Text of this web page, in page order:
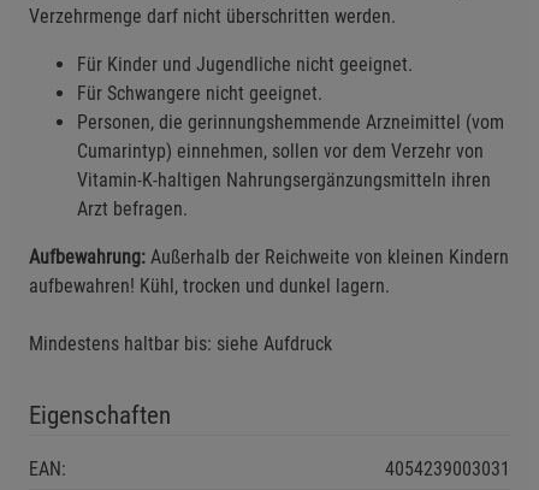
Verzehrmenge darf nicht überschritten werden.
Für Kinder und Jugendliche nicht geeignet.
Für Schwangere nicht geeignet.
Personen, die gerinnungshemmende Arzneimittel (vom
Cumarintyp) einnehmen, sollen vor dem Verzehr von
Vitamin-K-haltigen Nahrungsergänzungsmitteln ihren
Arzt befragen.
Aufbewahrung: Außerhalb der Reichweite von kleinen Kindern
aufbewahren! Kühl, trocken und dunkel lagern.
Mindestens haltbar bis: siehe Aufdruck
Eigenschaften
EAN:
4054239003031
Notwendige Cookies (5)
Beschreibung Notwendige Cookies
Cookie-Informationenanzeigen
Statistik Cookies (1)
Beschreibung Statistik Cookies
Beschreibung Marketing Cookies